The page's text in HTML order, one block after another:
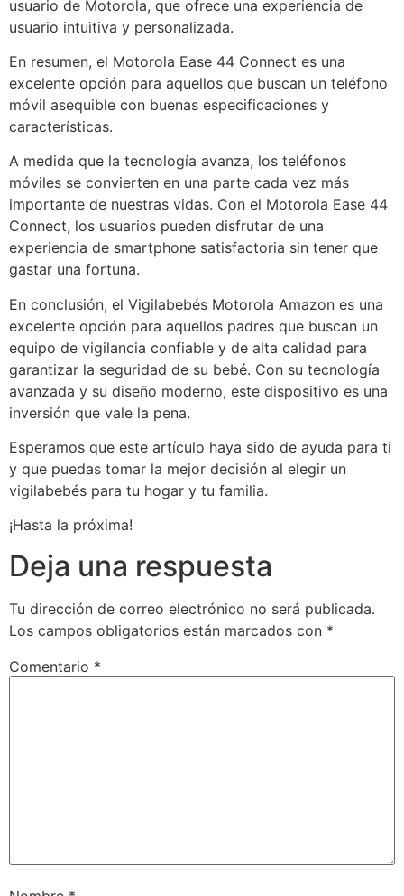
usuario de Motorola, que ofrece una experiencia de
usuario intuitiva y personalizada.
En resumen, el Motorola Ease 44 Connect es una
excelente opción para aquellos que buscan un teléfono
móvil asequible con buenas especificaciones y
características.
A medida que la tecnología avanza, los teléfonos
móviles se convierten en una parte cada vez más
importante de nuestras vidas. Con el Motorola Ease 44
Connect, los usuarios pueden disfrutar de una
experiencia de smartphone satisfactoria sin tener que
gastar una fortuna.
En conclusión, el Vigilabebés Motorola Amazon es una
excelente opción para aquellos padres que buscan un
equipo de vigilancia confiable y de alta calidad para
garantizar la seguridad de su bebé. Con su tecnología
avanzada y su diseño moderno, este dispositivo es una
inversión que vale la pena.
Esperamos que este artículo haya sido de ayuda para ti
y que puedas tomar la mejor decisión al elegir un
vigilabebés para tu hogar y tu familia.
¡Hasta la próxima!
Deja una respuesta
Tu dirección de correo electrónico no será publicada.
Los campos obligatorios están marcados con *
Comentario *